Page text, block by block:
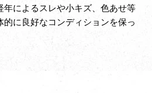
によるスレや小キズ、色あせ等
に良好なコンディションを保っ